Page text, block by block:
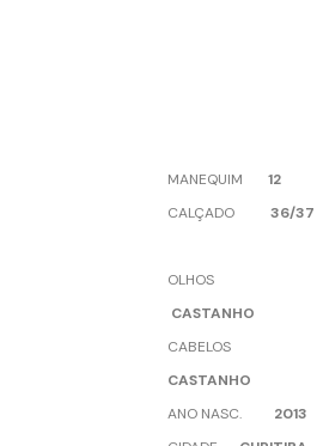
MANEQUIM
12
CALÇADO
36/37
OLHOS
CASTANHO
CABELOS
CASTANHO
ANO NASC. 2013